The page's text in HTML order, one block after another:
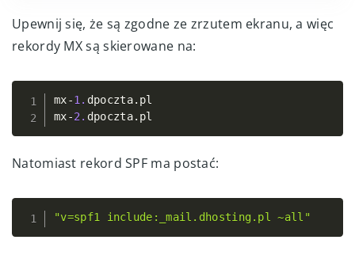
Upewnij się, że są zgodne ze zrzutem ekranu, a więc
rekordy MX są skierowane na:
mx-1. dpoczta. pl
mx-2. dpoczta. pl
Natomiast rekord SPF ma postać:
"v=spf1 include:_mail.dhosting.pl ~all"Copy